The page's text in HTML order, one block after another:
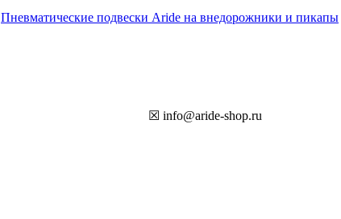
Пневматические подвески Aride на внедорожники и пикапы
☒ info@aride-shop.ru